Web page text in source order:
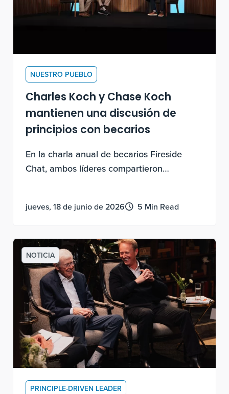
NUESTRO PUEBLO
Charles Koch y Chase Koch
mantienen una discusión de
principios con becarios
En la charla anual de becarios Fireside
Chat, ambos líderes compartieron
por la contribución y cómo llevar una vida
jueves, 18 de junio de 2026 5 Min Read
NOTICIA
PRINCIPLE-DRIVEN LEADER